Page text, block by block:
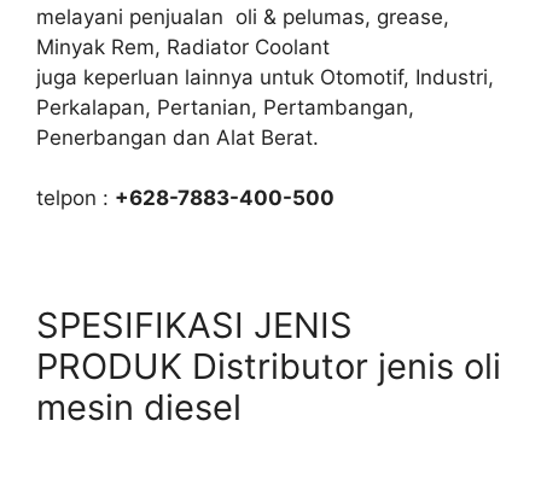
melayani penjualan oli & pelumas, grease,
Minyak Rem, Radiator Coolant
juga keperluan lainnya untuk Otomotif, Industri,
Perkalapan, Pertanian, Pertambangan,
Penerbangan dan Alat Berat.
telpon : +628-7883-400-500
SPESIFIKASI JENIS
PRODUK Distributor jenis oli
mesin diesel